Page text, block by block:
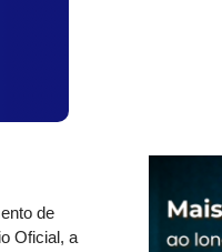
de
Oficial, a